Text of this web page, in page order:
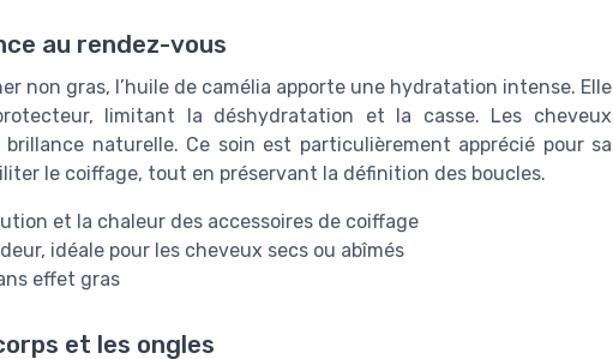
au rendez-vous
non gras, l’huile de camélia apporte une hydratation intense. Elle
limitant la déshydratation et la casse. Les cheveux
naturelle. Ce soin est particulièrement apprécié pour sa
le coiffage, tout en préservant la définition des boucles.
et la chaleur des accessoires de coiffage
idéale pour les cheveux secs ou abîmés
effet gras
et les ongles